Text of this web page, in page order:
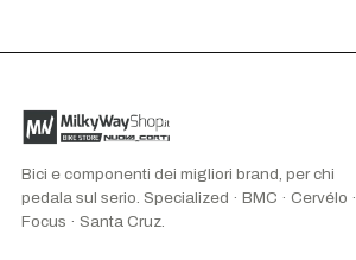
Bici e componenti dei migliori brand, per chi
pedala sul serio. Specialized · BMC · Cervélo ·
Focus · Santa Cruz.